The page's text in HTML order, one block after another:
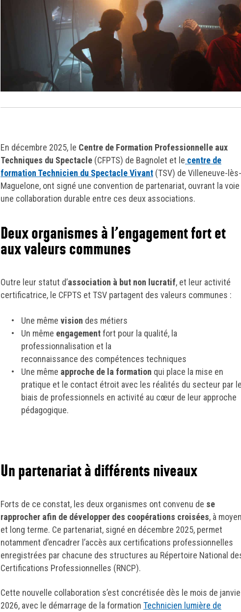
En décembre 2025, le Centre de Formation Professionnelle aux
Techniques du Spectacle (CFPTS) de Bagnolet et le centre de
formation Technicien du Spectacle Vivant (TSV) de Villeneuve-lès-
Maguelone, ont signé une convention de partenariat, ouvrant la voie
une collaboration durable entre ces deux associations.
Deux organismes à l’engagement fort et
aux valeurs communes
Outre leur statut d’association à but non lucratif, et leur activité
certificatrice, le CFPTS et TSV partagent des valeurs communes :
Une mêmevision des métiers
Un même engagementfort pour la qualité, la
professionnalisation et la
reconnaissance des compétences techniques
Une même approche de la formation qui place la mise en
pratique et le contact étroit avec les réalités du secteur par
biais de professionnels en activité au cœur de leur approche
pédagogique.
Un partenariat à différents niveaux
Forts de ce constat, les deux organismes ont convenu de se
rapprocher afin de développer des coopérations croisées, à
et long terme. Ce partenariat, signé en décembre 2025, permet
notamment d’encadrer l’accès aux certifications professionnelles
enregistrées par chacune des structures au Répertoire National
Certifications Professionnelles (RNCP).
Cette nouvelle collaboration s’est concrétisée dès le mois de
2026, avec le démarrage de la formation Technicien lumière de